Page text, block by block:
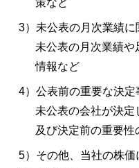
策など
3）未公表の月次業績に
未公表の月次業績
情報など
4）公表前の重要な決
未公表の会社が決
及び決定前の重要
5）その他、当社の株価